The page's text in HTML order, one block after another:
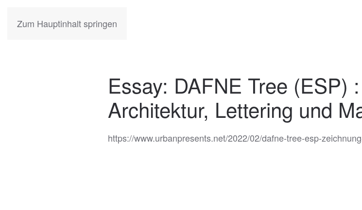
Zum Hauptinhalt springen
KATIAHERMANN
Essay: DAFNE Tree (ESP)
Architektur, Lettering und
https://www.urbanpresents.net/2022/02/dafne-tree-esp-